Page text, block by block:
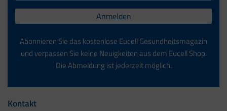
Anmelden
Abonnieren Sie das kostenlose Eucell Gesundheitsmagazin
und verpassen Sie keine Neuigkeiten aus dem Eucell Shop.
Die Abmeldung ist jederzeit möglich.
Kontakt